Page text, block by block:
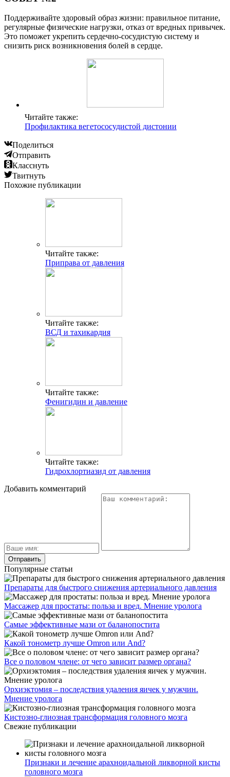
Поддерживайте здоровый образ жизни: правильное питание,
регулярные физические нагрузки, отказ от вредных привычек.
Это поможет укрепить сердечно-сосудистую систему и
снизить риск возникновения болей в сердце.
Читайте также:
Профилактика вегетососудистой дистонии
Поделиться
Отправить
Класснуть
Твитнуть
Похожие публикации
Читайте также:
Приправа от давления
Читайте также:
ВСД и тахикардия
Читайте также:
Фенигидин и давление
Читайте также:
Гидрохлортиазид от давления
Добавить комментарий
Популярные статьи
Препараты для быстрого снижения артериального давления
Массажер для простаты: польза и вред. Мнение уролога
Самые эффективные мази от баланопостита
Какой тонометр лучше Omron или And?
Все о половом члене: от чего зависит размер органа?
Орхиэктомия – последствия удаления яичек у мужчин.
Мнение уролога
Кистозно-глиозная трансформация головного мозга
Свежие публикации
Признаки и лечение арахноидальной ликворной кисты
головного мозга